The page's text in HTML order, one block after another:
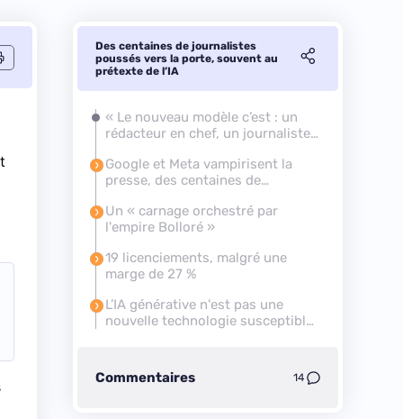
Des centaines de journalistes
poussés vers la porte, souvent au
prétexte de l’IA
« Le nouveau modèle c’est : un
rédacteur en chef, un journaliste
Google et Meta vampirisent la
presse, des centaines de
Un « carnage orchestré par
l'empire Bolloré »
19 licenciements, malgré une
marge de 27 %
L’IA générative n'est pas une
nouvelle technologie susceptible
Commentaires 14